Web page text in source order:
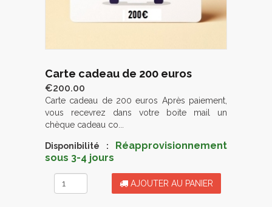
Carte cadeau de 200 euros
€200.00
Carte cadeau de 200 euros Après paiement,
vous recevrez dans votre boite mail un
chèque cadeau co...
Disponibilité :
Réapprovisionnement
sous 3-4 jours
AJOUTER AU PANIER